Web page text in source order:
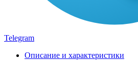
Telegram
Описание и характеристики